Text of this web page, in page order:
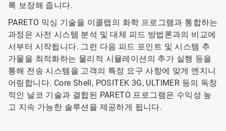
록 보장해 줍니다.
PARETO 믹싱 기술을 이콜랩의 화학 프로그램과 통합하는
과정은 사전 시스템 분석 및 대체 피드 방법론과의 비교에
서부터 시작됩니다. 그런 다음 피드 포인트 및 시스템 추
가물을 최적화하는 물리적 시뮬레이션의 추가 실행 등을
통해 전송 시스템을 고객의 특정 요구 사항에 맞게 엔지니
어링합니다. Core Shell, POSITEK 3G, ULTIMER 등의 독창
적인 날코 기술과 결합된 PARETO 프로그램은 수익성 높
고 지속 가능한 솔루션을 제공하게 됩니다.